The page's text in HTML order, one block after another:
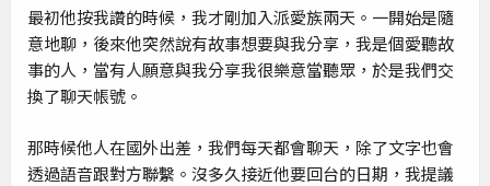
最初他按我讚的時候，我才剛加入派愛族兩天。一開始是隨
意地聊，後來他突然說有故事想要與我分享，我是個愛聽故
事的人，當有人願意與我分享我很樂意當聽眾，於是我們交
換了聊天帳號。
那時候他人在國外出差，我們每天都會聊天，除了文字也會
透過語音跟對方聯繫。沒多久接近他要回台的日期，我提議